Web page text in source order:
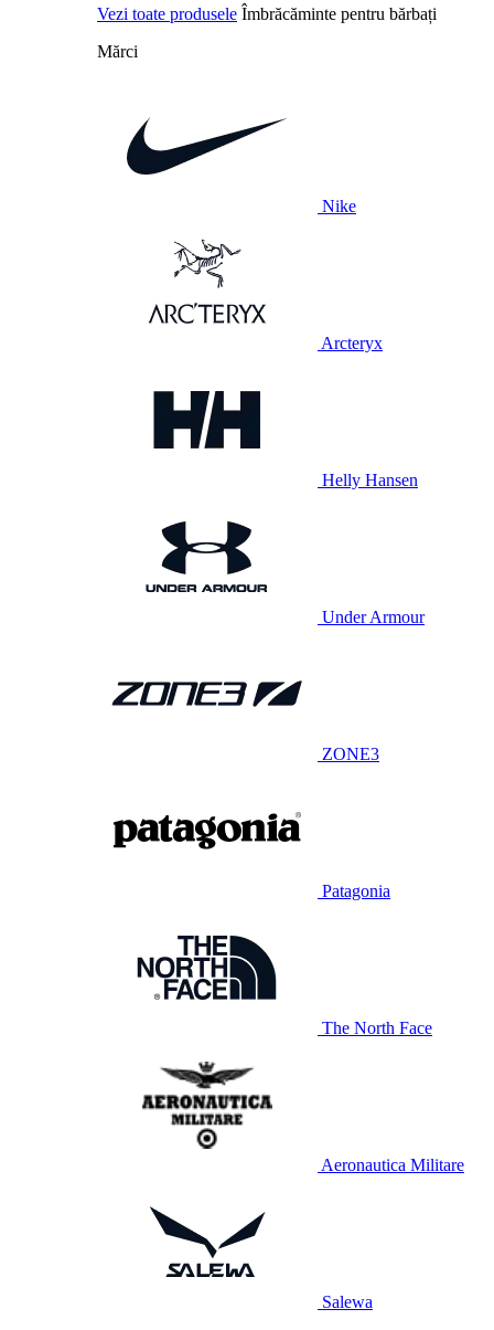
Vezi toate produsele Îmbrăcăminte pentru bărbați
Mărci
Nike
Arcteryx
Helly Hansen
Under Armour
ZONE3
Patagonia
The North Face
Aeronautica Militare
Salewa